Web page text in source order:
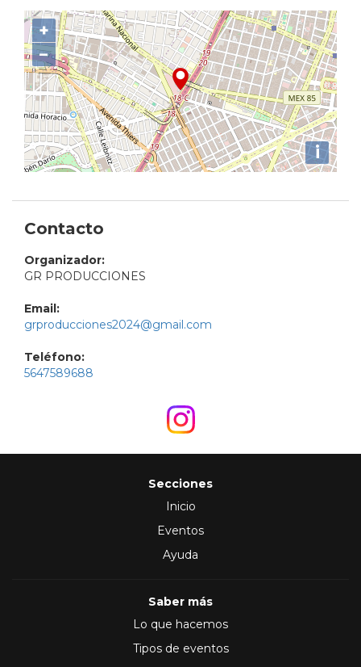
+
−
i
Contacto
Organizador:
GR PRODUCCIONES
Email:
grproducciones2024@gmail.com
Teléfono:
5647589688
Secciones
Inicio
Eventos
Ayuda
Saber más
Lo que hacemos
Tipos de eventos